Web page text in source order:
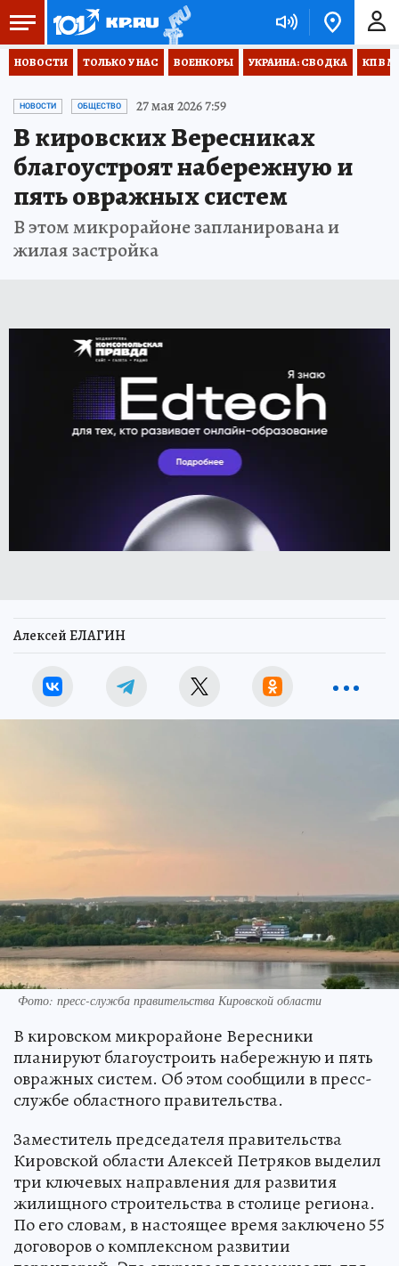
НОВОСТИ ТОЛЬКО У НАС ВОЕНКОРЫ УКРАИНА: СВОДКА КП В
НОВОСТИ ОБЩЕСТВО 27 мая 2026 7:59
В кировских Вересниках
благоустроят набережную и
пять овражных систем
В этом микрорайоне запланирована и
жилая застройка
Алексей ЕЛАГИН
Фото: пресс-служба правительства Кировской области
В кировском микрорайоне Вересники
планируют благоустроить набережную и пять
овражных систем. Об этом сообщили в пресс-
службе областного правительства.
Заместитель председателя правительства
Кировской области Алексей Петряков выделил
три ключевых направления для развития
жилищного строительства в столице региона.
По его словам, в настоящее время заключено 55
договоров о комплексном развитии